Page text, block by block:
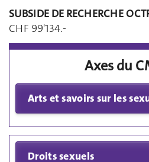
SUBSIDE DE RECHERCHE
CHF 99'134.-
Axes du